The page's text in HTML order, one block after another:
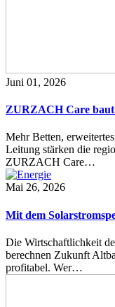
Juni 01, 2026
ZURZACH Care
Mehr Betten,
Leitung stärken die
ZURZACH Care…
Mai 26, 2026
Mit dem
Die Wirtschaftlichkeit
berechnen Zukunft
profitabel. Wer…